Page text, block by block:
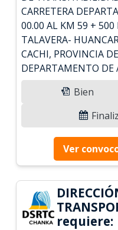
CARRETERA
00.00 AL KM 59 + 500
TALAVERA-
CACHI, PROVINCIA
DEPARTAMENTO DE
Bien
Ver
requiere: